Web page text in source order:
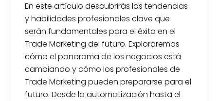
En este artículo descubrirás las tendencias
y habilidades profesionales clave que
serán fundamentales para el éxito en el
Trade Marketing del futuro. Exploraremos
cómo el panorama de los negocios está
cambiando y cómo los profesionales de
Trade Marketing pueden prepararse para el
futuro. Desde la automatización hasta el